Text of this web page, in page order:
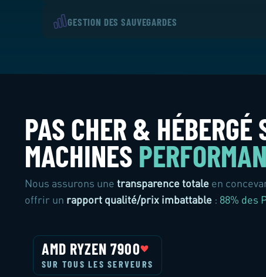
GESTION DES SAUVEGARDES
PAS CHER & HÉBERGÉ
MACHINES
Nous assurons une transparence totale en
offrir un rapport qualité/prix imbattable : 88% des
AMD RYZEN 7900
SUR TOUS LES SERVEURS